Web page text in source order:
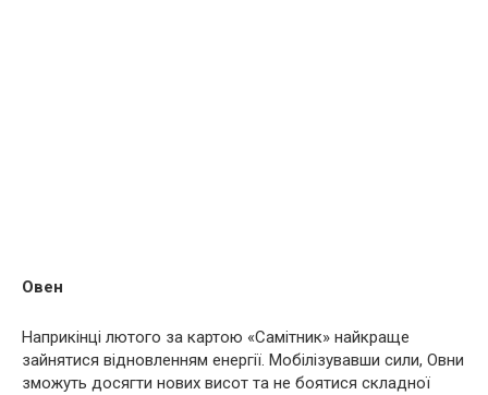
Овен
Наприкінці лютого за картою «Самітник» найкраще
зайнятися відновленням енергії. Мобілізувавши сили, Овни
зможуть досягти нових висот та не боятися складної